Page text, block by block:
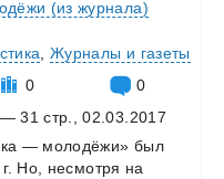
(из журнала)
,Журналы и газеты
0
0
— 31 стр., 02.03.2017
— молодёжи» был
г. Но, несмотря на